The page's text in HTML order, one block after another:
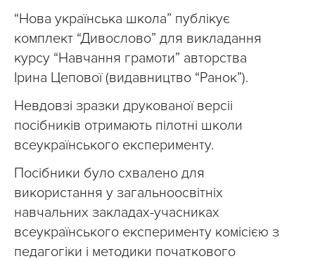
“Нова українська школа” публікує
комплект “Дивослово” для викладання
курсу “Навчання грамоти” авторства
Ірина Цепової (видавництво “Ранок”).
Невдовзі зразки друкованої версіі
посібників отримають пілотні школи
всеукраїнського експерименту.
Посібники було схвалено для
використання у загальноосвітніх
навчальних закладах-учасниках
всеукраїнського експерименту комісією з
педагогіки і методики початкового